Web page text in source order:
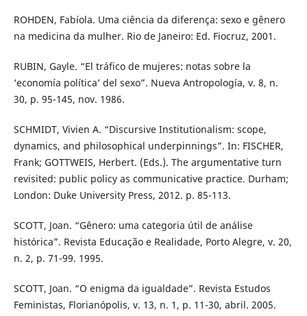
ROHDEN, Fabíola. Uma ciência da diferença: sexo e gênero
na medicina da mulher. Rio de Janeiro: Ed. Fiocruz, 2001.
RUBIN, Gayle. “El tráfico de mujeres: notas sobre la
‘economía política’ del sexo”. Nueva Antropología, v. 8, n.
30, p. 95-145, nov. 1986.
SCHMIDT, Vivien A. “Discursive Institutionalism: scope,
dynamics, and philosophical underpinnings”. In: FISCHER,
Frank; GOTTWEIS, Herbert. (Eds.). The argumentative turn
revisited: public policy as communicative practice. Durham;
London: Duke University Press, 2012. p. 85-113.
SCOTT, Joan. “Gênero: uma categoria útil de análise
histórica”. Revista Educação e Realidade, Porto Alegre, v. 20,
n. 2, p. 71-99. 1995.
SCOTT, Joan. “O enigma da igualdade”. Revista Estudos
Feministas, Florianópolis, v. 13, n. 1, p. 11-30, abril. 2005.